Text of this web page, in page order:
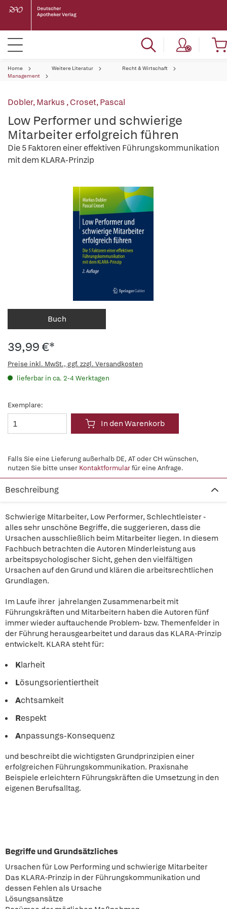
Home Weitere Literatur
Recht & Wirtschaft
Management
Dobler, Markus ,Croset, Pascal
Low Performer und schwierige
Mitarbeiter erfolgreich führen
Die 5 Faktoren einer effektiven Führungskommunikation
mit dem KLARA-Prinzip
Buch
39,99 €*
Preise inkl. MwSt., ggf. zzgl. Versandkosten
lieferbar in ca. 2-4 Werktagen
Exemplare:
In den Warenkorb
Falls Sie eine Lieferung außerhalb DE, AT oder CH wünschen,
nutzen Sie bitte unser Kontaktformularfür eine Anfrage.
Beschreibung
Schwierige Mitarbeiter, Low Performer, Schlechtleister -
alles sehr unschöne Begriffe, die suggerieren, dass die
Ursachen ausschließlich beim Mitarbeiter liegen. In diesem
Fachbuch betrachten die Autoren Minderleistung aus
arbeitspsychologischer Sicht, gehen den vielfältigen
Ursachen auf den Grund und klären die arbeitsrechtlichen
Grundlagen.
Im Laufe ihrer jahrelangen Zusammenarbeit mit
Führungskräften und Mitarbeitern haben die Autoren fünf
immer wieder auftauchende Problem- bzw. Themenfelder in
der Führung herausgearbeitet und daraus das KLARA-Prinzip
entwickelt. KLARA steht für:
Klarheit
Lösungsorientiertheit
Achtsamkeit
Respekt
Anpassungs-Konsequenz
und beschreibt die wichtigsten Grundprinzipien einer
erfolgreichen Führungskommunikation. Praxisnahe
Beispiele erleichtern Führungskräften die Umsetzung in den
eigenen Berufsalltag.
Begriffe und Grundsätzliches
Ursachen für Low Performing und schwierige Mitarbeiter
Das KLARA-Prinzip in der Führungskommunikation und
dessen Fehlen als Ursache
Lösungsansätze